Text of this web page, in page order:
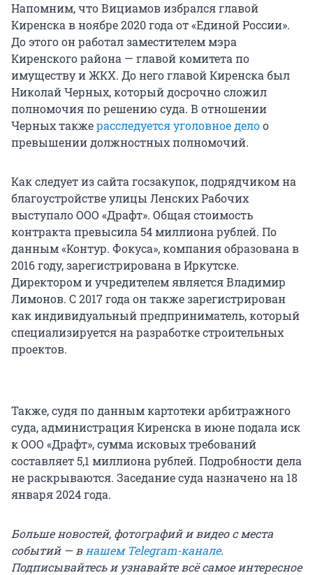
Напомним, что Вициамов избрался главой
Киренска в ноябре 2020 года от «Единой России».
До этого он работал заместителем мэра
Киренского района — главой комитета по
имуществу и ЖКХ. До него главой Киренска был
Николай Черных, который досрочно сложил
полномочия по решению суда. В отношении
Черных такжерасследуется уголовное делоо
превышении должностных полномочий.
Как следует из сайта госзакупок, подрядчиком на
благоустройстве улицы Ленских Рабочих
выступало ООО «Драфт». Общая стоимость
контракта превысила 54 миллиона рублей. По
данным «Контур. Фокуса», компания образована в
2016 году, зарегистрирована в Иркутске.
Директором и учредителем является Владимир
Лимонов. С 2017 года он также зарегистрирован
как индивидуальный предприниматель, который
специализируется на разработке строительных
проектов.
Также, судя по данным картотеки арбитражного
суда, администрация Киренска в июне подала иск
к ООО «Драфт», сумма исковых требований
составляет 5,1 миллиона рублей. Подробности дела
не раскрываются. Заседание суда назначено на 18
января 2024 года.
Больше новостей, фотографий и видео с места
событий — внашем Telegram-канале.
Подписывайтесь и узнавайте всё самое интересное